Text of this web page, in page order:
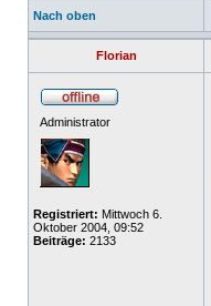
Nach oben
Florian
Administrator
Registriert: Mittwoch 6.
Oktober 2004, 09:52
Beiträge: 2133